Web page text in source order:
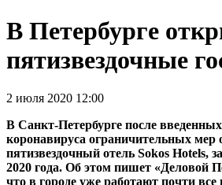
В Петербурге
пятизвездочные
2 июля 2020 12:00
В Санкт-Петербурге после
коронавируса ограничительных мер
пятизвездочный отель Sokos Hotels,
2020 года. Об этом пишет «Деловой
что в городе уже работают почти